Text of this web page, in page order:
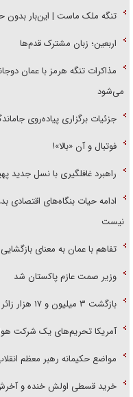
تنگه ملک ماست | این‌بار بدون
اربعین؛ زبان مشترک قدم‌ها
مذاکرات تنگه هرمز با عمان
می‌شود
جزئیات برگزاری پیاده‌روی
فوتبال و آن «بالا»!
راهبرد غافلگیری با نسل جدید
ادامه حیات بنگاه‌های
نیست
تفاهم با عمان به معنای
وزیر صمت عازم پاکستان شد
بازگشت ۳ میلیون و ۱۷ هزار زائر اربعین به کشور
آمریکا تحریم‌های یک شرکت
مواضع حکیمانه رهبر معظم
خرید قسطی اولش خنده و